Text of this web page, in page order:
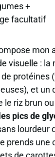
+
facultatif
mon
visuelle : la
protéines
et un
riz brun
pics de
lourdeur
prends une